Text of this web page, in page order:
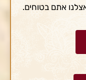
אתם בטוחים.